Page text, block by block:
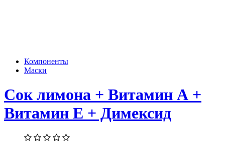
Компоненты
Маски
Сок лимона + Витамин А +
Витамин Е + Димексид